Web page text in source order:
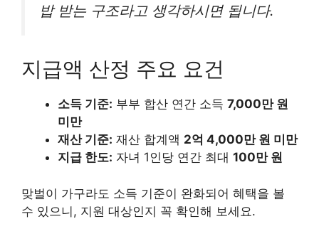
밥 받는 구조라고 생각하시면 됩니다.
지급액 산정 주요 요건
소득 기준: 부부 합산 연간 소득 7,000만 원
미만
재산 기준: 재산 합계액 2억 4,000만 원 미만
지급 한도: 자녀 1인당 연간 최대 100만 원
맞벌이 가구라도 소득 기준이 완화되어 혜택을 볼
수 있으니, 지원 대상인지 꼭 확인해 보세요.